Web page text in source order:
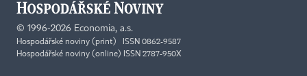
© 1996-2026 Economia, a.s.
Hospodářské noviny (print) ISSN 0862-9587
Hospodářské noviny (online) ISSN 2787-950X